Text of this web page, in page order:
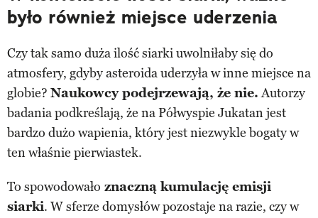
było również miejsce uderzenia
Czy tak samo duża ilość siarki uwolniłaby się do
atmosfery, gdyby asteroida uderzyła w inne miejsce na
globie? Naukowcy podejrzewają, że nie.Autorzy
badania podkreślają, że na Półwyspie Jukatan jest
bardzo dużo wapienia, który jest niezwykle bogaty w
ten właśnie pierwiastek.
To spowodowało znaczną kumulację emisji
siarki. W sferze domysłów pozostaje na razie, czy w